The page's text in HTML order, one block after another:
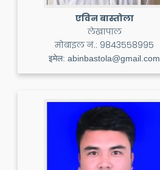
एविन बास्तोला
लेखापाल
मोबाइल नं.: 9843558995
इमेल: abinbastola@gmail.com